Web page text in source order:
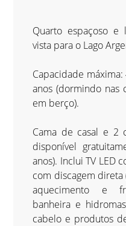
Quarto espaçoso
vista para o Lago
Capacidade
anos (dormindo nas
em berço).
Cama de casal e 2
disponível
anos). Inclui TV LED
com discagem
aquecimento e
banheira e
cabelo e produtos